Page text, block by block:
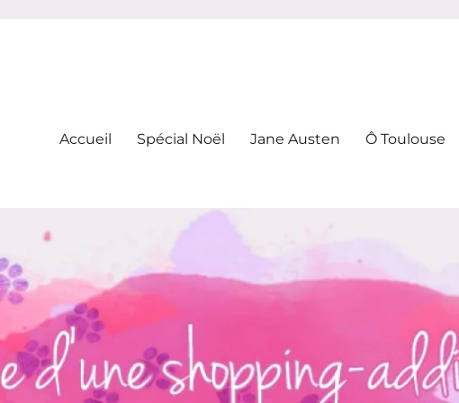
Accueil Spécial Noël Jane Austen Ô Toulouse